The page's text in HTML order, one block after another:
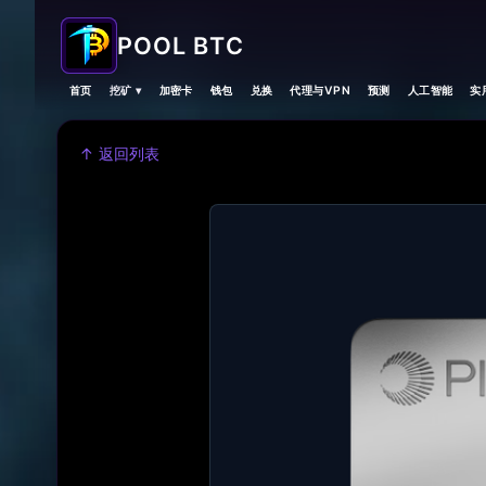
POOL BTC
首页 挖矿 ▾ 加密卡 钱包 兑换 代理与VPN 预测 人工智能 实
↑ 返回列表